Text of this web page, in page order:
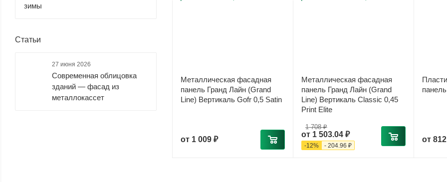
Металлическая фасадная
панель Гранд Лайн (Grand
Line) Вертикаль Gofr 0,5 Satin
от 1 009 ₽
Металлическая фасадная
панель Гранд Лайн (Grand
Line) Вертикаль Classic 0,45
Print Elite
от 1 503.04 ₽
1 708 ₽
-12% - 204.96 ₽
от
зимы
Статьи
27 июня 2026
Современная облицовка
зданий — фасад из
металлокассет